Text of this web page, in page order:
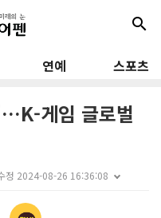
search
연예 스포츠
게임 글로벌
정 2024-08-26 16:36:08